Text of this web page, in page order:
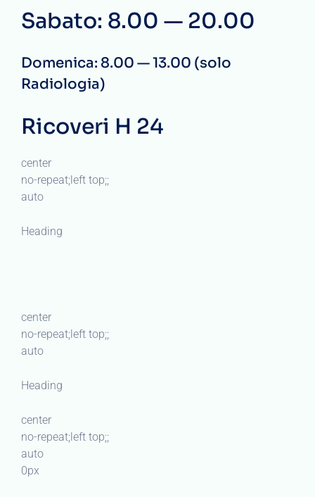
Sabato: 8.00 — 20.00
Domenica: 8.00 — 13.00 (solo
Radiologia)
Ricoveri H 24
center
no-repeat;left top;;
auto
Heading
center
no-repeat;left top;;
auto
Heading
center
no-repeat;left top;;
auto
0px